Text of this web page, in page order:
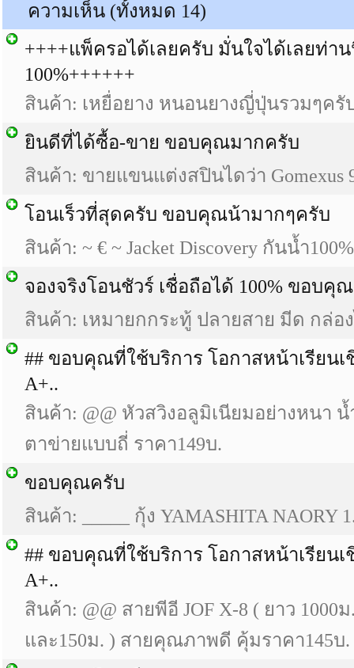
ความเห็น (ทั้งหมด 14)
++++แพ็ครอได้เลยครับ มั่นใจได้เลยท่า
100%++++++
สินค้า: เหยื่อยาง หนอนยางญี่ปุ่นรวมๆครั
ยินดีที่ได้ซื้อ-ขาย ขอบคุณมากครับ
สินค้า: ขายแขนแต่งสปินไดว่า Gomexus
โอนเร็วที่สุดครับ ขอบคุณน้ามากๆครับ
สินค้า: ~ € ~ Jacket Discovery กันน้ำ
จองจริงโอนชัวร์ เชื่อถือได้ 100% ขอบคุ
สินค้า: เหมายกกระทู้ ปลายสาย มีด กล่อ
## ขอบคุณที่ใช้บริการ โอกาสหน้าเรียน
A+..
สินค้า: @@ หัวสวิงอลูมิเนียมอย่างหนา
ตาข่ายแบบถี่ ราคา149บ.
ขอบคุณครับ
สินค้า: _____ กุ้ง YAMASHITA NAORY
## ขอบคุณที่ใช้บริการ โอกาสหน้าเรียน
A+..
สินค้า: @@ สายพีอี JOF X-8 ( ยาว 1000
และ150ม. ) สายคุณภาพดี คุ้มราคา145บ.